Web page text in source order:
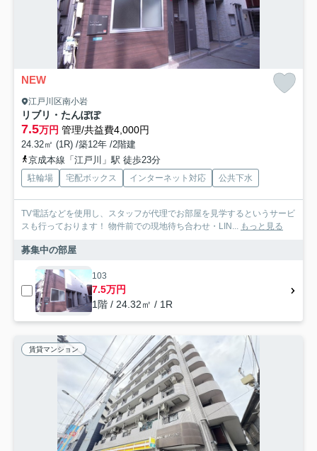
NEW
江戸川区南小岩
リブリ・たんぽぽ
7.5万円 管理/共益費4,000円
24.32㎡ (1R) /築12年 /2階建
京成本線「江戸川」駅 徒歩23分
駐輪場 宅配ボックス インターネット対応 公共下水
TV電話などを使用し、スタッフが代理でお部屋を見学するというサービ
スも行っております！ 物件前での現地待ち合わせ・LIN... もっと見る
募集中の部屋
103
7.5万円
1階 / 24.32㎡ / 1R
賃貸マンション